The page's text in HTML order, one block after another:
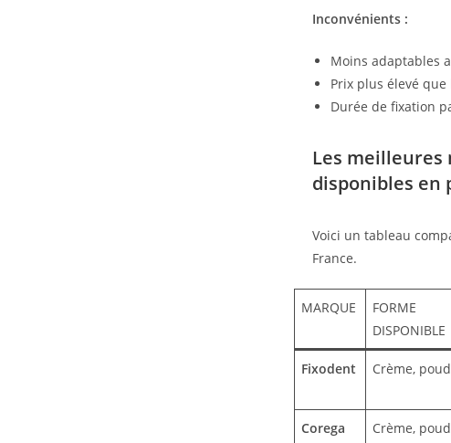
Inconvénients :
Moins adaptables
Prix plus élevé
Durée de fixation
Les
disponibles en
Voici un tableau
France.
MARQUE
FORME
DISPONIBLE
Fixodent Crème,
Corega Crème,